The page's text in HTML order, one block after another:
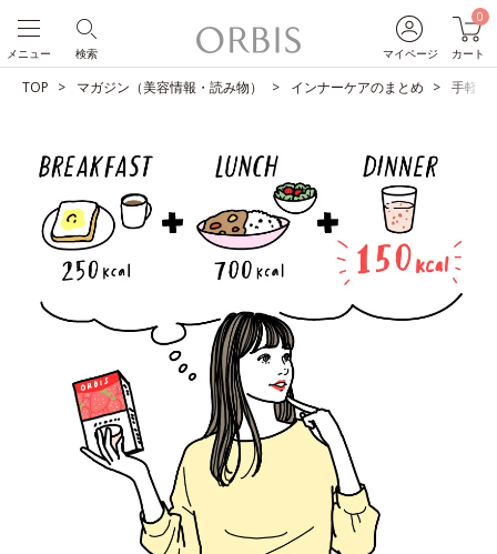
マイページ
0
カート
検索
メニュー
TOP マガジン（美容情報・読み物） インナーケアのまとめ 手軽に